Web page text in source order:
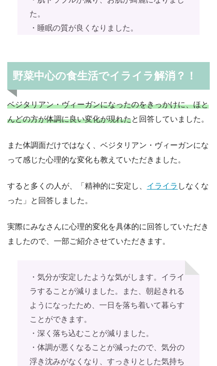
た。
・睡眠の質が良くなりました。
野菜中心の食生活でイライラ解消？！
ベジタリアン・ヴィーガンになったのをきっかけに、ほと
んどの方が体調に良い変化が現れたと回答していました。
また体調面だけではなく、ベジタリアン・ヴィーガンにな
って感じた心理的な変化も教えていただきました。
すると多くの人が、「精神的に安定し、 イライラ しなくな
った」と回答しました。
実際にみなさんに心理的変化を具体的に回答していただき
ましたので、一部ご紹介させていただきます。
・気分が安定したような気がします。イライ
ラすることが減りました。また、朝起きれる
ようになったため、一日を落ち着いて暮らす
ことができます。
・深く落ち込むことが減りました。
・体調が悪くなることが減ったので、気分の
浮き沈みがなくなり、すっきりとした気持ち